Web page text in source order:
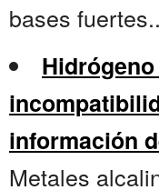
bases
información
Metales